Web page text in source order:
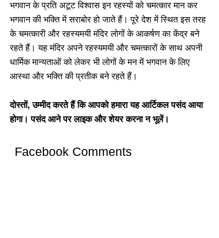
भगवान के प्रति अटूट विश्वास इन रहस्यों को चमत्कार मान कर
भगवान की भक्ति में सराबोर हो जाते हैं। पूरे देश में स्थित इस तरह
के चमत्कारी और रहस्यमयी मंदिर लोगों के आकर्षण का केंद्र बने
रहते हैं। यह मंदिर अपने रहस्यमयी और चमत्कारों के साथ अपनी
धार्मिक मान्यताओं को लेकर भी लोगों के मन में भगवान के लिए
आस्था और भक्ति की प्रतीक बने रहते हैं।
दोस्तों, उम्मीद करते हैं कि आपको हमारा यह आर्टिकल पसंद आया
होगा। पसंद आने पर लाइक और शेयर करना न भूलें।
Facebook Comments